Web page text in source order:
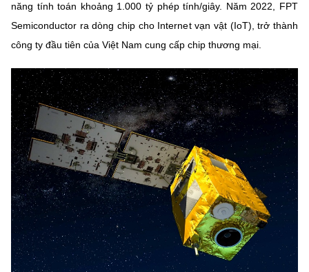
năng tính toán khoảng 1.000 tỷ phép tính/giây. Năm 2022, FPT
Semiconductor ra dòng chip cho Internet vạn vật (IoT), trở thành
công ty đầu tiên của Việt Nam cung cấp chip thương mại.